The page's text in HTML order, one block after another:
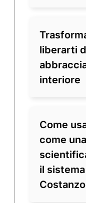
liberarti
interiore
Come
come
il
Costanzo